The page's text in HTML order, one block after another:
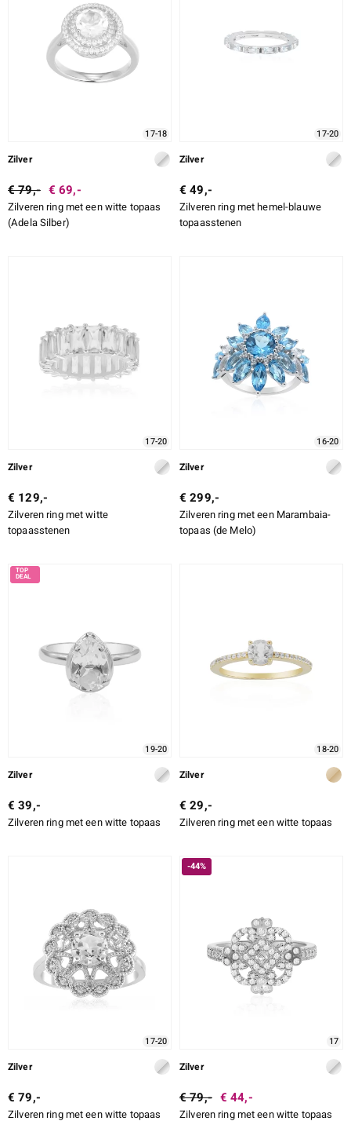
17-18
Zilver
€ 79,- € 69,-
Zilveren ring met een witte topaas
(Adela Silber)
17-20
Zilver
€ 49,-
Zilveren ring met hemel-blauwe
topaasstenen
17-20
Zilver
€ 129,-
Zilveren ring met witte
topaasstenen
16-20
Zilver
€ 299,-
Zilveren ring met een Marambaia-
topaas (de Melo)
19-20
Zilver
€ 39,-
Zilveren ring met een witte topaas
18-20
Zilver
€ 29,-
Zilveren ring met een witte topaas
17-20
Zilver
€ 79,-
Zilveren ring met een witte topaas
-44%
17
Zilver
€ 79,- € 44,-
Zilveren ring met een witte topaas